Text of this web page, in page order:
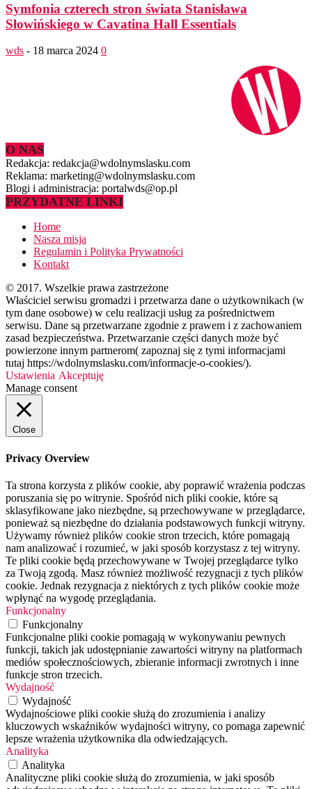
Symfonia czterech stron świata Stanisława
Słowińskiego w Cavatina Hall Essentials
wds - 18 marca 2024 0
O NAS
Redakcja: redakcja@wdolnymslasku.com
Reklama: marketing@wdolnymslasku.com
Blogi i administracja: portalwds@op.pl
PRZYDATNE LINKI
Home
Nasza misja
Regulamin i Polityka Prywatności
Kontakt
© 2017. Wszelkie prawa zastrzeżone
Właściciel serwisu gromadzi i przetwarza dane o użytkownikach (w
tym dane osobowe) w celu realizacji usług za pośrednictwem
serwisu. Dane są przetwarzane zgodnie z prawem i z zachowaniem
zasad bezpieczeństwa. Przetwarzanie części danych może być
powierzone innym partnerom( zapoznaj się z tymi informacjami
tutaj https://wdolnymslasku.com/informacje-o-cookies/).
Ustawienia Akceptuję
Manage consent
Close
Privacy Overview
Ta strona korzysta z plików cookie, aby poprawić wrażenia podczas
poruszania się po witrynie. Spośród nich pliki cookie, które są
sklasyfikowane jako niezbędne, są przechowywane w przeglądarce,
ponieważ są niezbędne do działania podstawowych funkcji witryny.
Używamy również plików cookie stron trzecich, które pomagają
nam analizować i rozumieć, w jaki sposób korzystasz z tej witryny.
Te pliki cookie będą przechowywane w Twojej przeglądarce tylko
za Twoją zgodą. Masz również możliwość rezygnacji z tych plików
cookie. Jednak rezygnacja z niektórych z tych plików cookie może
wpłynąć na wygodę przeglądania.
Funkcjonalny
Funkcjonalny
Funkcjonalne pliki cookie pomagają w wykonywaniu pewnych
funkcji, takich jak udostępnianie zawartości witryny na platformach
mediów społecznościowych, zbieranie informacji zwrotnych i inne
funkcje stron trzecich.
Wydajność
Wydajność
Wydajnościowe pliki cookie służą do zrozumienia i analizy
kluczowych wskaźników wydajności witryny, co pomaga zapewnić
lepsze wrażenia użytkownika dla odwiedzających.
Analityka
Analityka
Analityczne pliki cookie służą do zrozumienia, w jaki sposób